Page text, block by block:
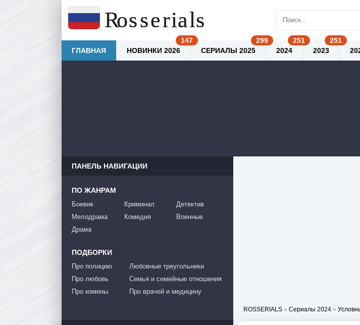
ROSSERIALS » Сериалы 2024 »
ПАНЕЛЬ НАВИГАЦИИ
ПО ЖАНРАМ
Боевик
Мелодрама
Драма
Криминал
Комедия
Детектив
Военные
ПОДБОРКИ
Про полицию
Про любовь
Про измены
Любовные треугольники
Семья и семейные отношения
Про врачей и медицину
ГЛАВНАЯ НОВИНКИ 2026 СЕРИАЛЫ 2025 2024 2023